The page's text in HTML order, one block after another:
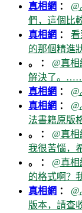
真相網 ：
們，這個比
真相網 ： 看
的那個精進
。 ： @真
解決了。……
真相網 ：
真相網 ：
法書籍原版
。 ： @真
我很苦惱，
。 ： @真
的格式啊？
真相網 ：
版本，請查